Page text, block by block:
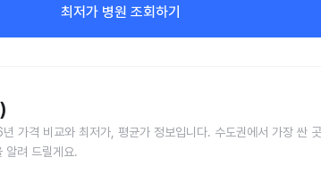
최저가 병원 조회하기
가격 비교와 최저가, 평균가 정보입니다. 수도권에서 가장 싼
알려 드릴게요.